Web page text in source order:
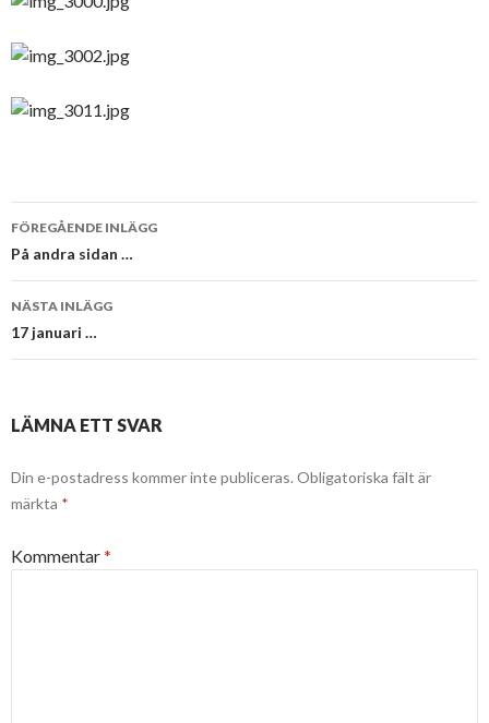
Inläggsnavigering
FÖREGÅENDE INLÄGG
På andra sidan …
NÄSTA INLÄGG
17 januari …
LÄMNA ETT SVAR
Din e-postadress kommer inte publiceras. Obligatoriska fält är
märkta *
Kommentar*